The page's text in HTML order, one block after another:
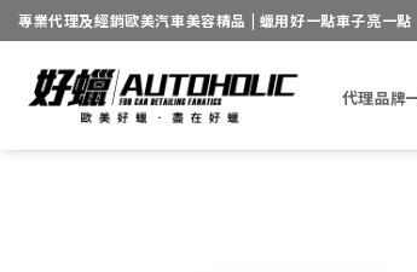
Skip
to
content
專業代理及經銷歐美汽車美容精品 | 蠟用好一點車子亮一點
代理品牌